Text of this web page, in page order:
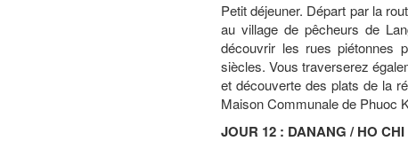
Petit déjeuner. Départ par la
au village de pêcheurs de
découvrir les rues piétonnes
siècles. Vous traverserez
et découverte des plats de la
Maison Communale de Phuoc
JOUR 12 : DANANG / HO CHI